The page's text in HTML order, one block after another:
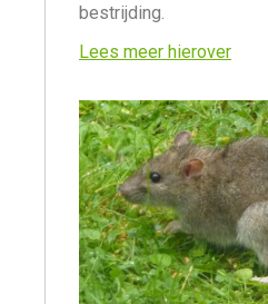
bestrijding.
Lees meer hierover